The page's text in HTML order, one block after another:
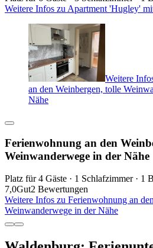
Weitere Infos zu Apartment 'Hugley'
Weitere
an den Weinbergen, tolle
Nähe
Ferienwohnung an den
Weinwanderwege in der Nähe
Platz für 4 Gäste · 1 Schlafzimmer · 1
7,0Gut2 Bewertungen
Weitere Infos zu Ferienwohnung an
Weinwanderwege in der Nähe